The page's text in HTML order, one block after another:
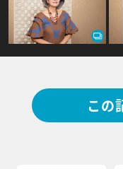
この